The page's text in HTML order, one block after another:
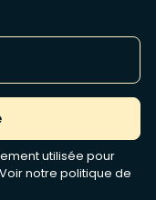
utilisée pour
notre politique de